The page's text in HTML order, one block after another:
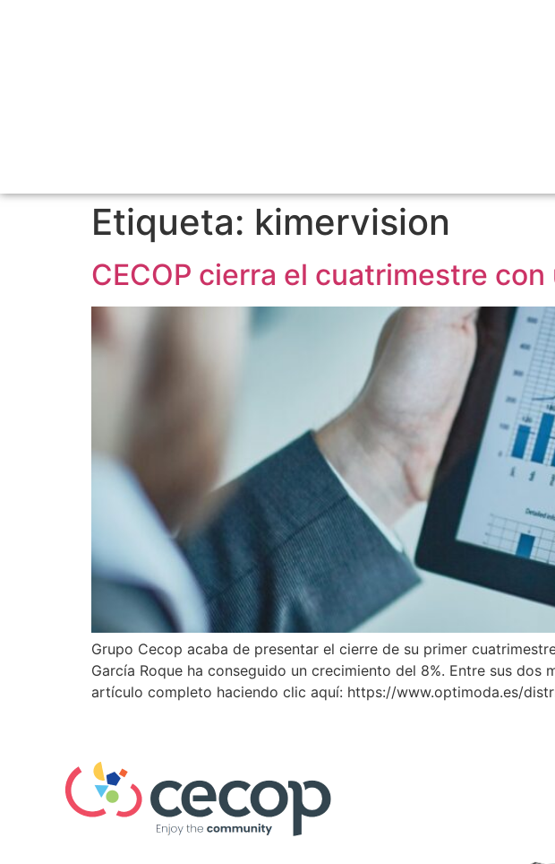
Etiqueta: kimervision
CECOP cierra el cuatrimestre
Grupo Cecop acaba de presentar el cierre de su primer
García Roque ha conseguido un crecimiento del 8%. Entre sus dos
artículo completo haciendo clic aquí: https://www.optimoda.es/